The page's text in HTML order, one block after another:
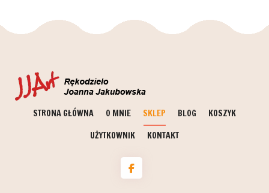
STRONA GŁÓWNA O MNIE SKLEP BLOG
KOSZYK
UŻYTKOWNIK
KONTAKT